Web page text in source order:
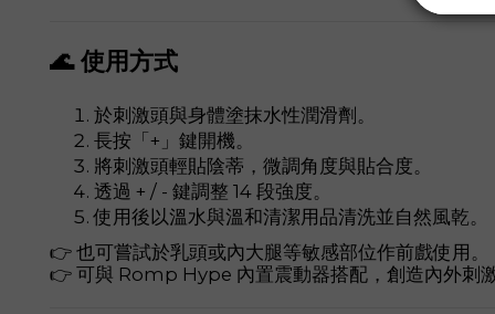
🌊 使用方式
於刺激頭與身體塗抹水性潤滑劑。
長按「+」鍵開機。
將刺激頭輕貼陰蒂，微調角度與貼合度。
透過 + / - 鍵調整 14 段強度。
使用後以溫水與溫和清潔用品清洗並自然風乾。
👉 也可嘗試於乳頭或內大腿等敏感部位作前戲使用。
👉 可與 Romp Hype 內置震動器搭配，創造內外刺